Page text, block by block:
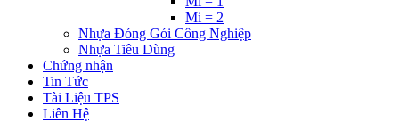
Mi = 2
Nhựa Đóng Gói Công Nghiệp
Nhựa Tiêu Dùng
Chứng nhận
Tin Tức
Tài Liệu TPS
Liên Hệ